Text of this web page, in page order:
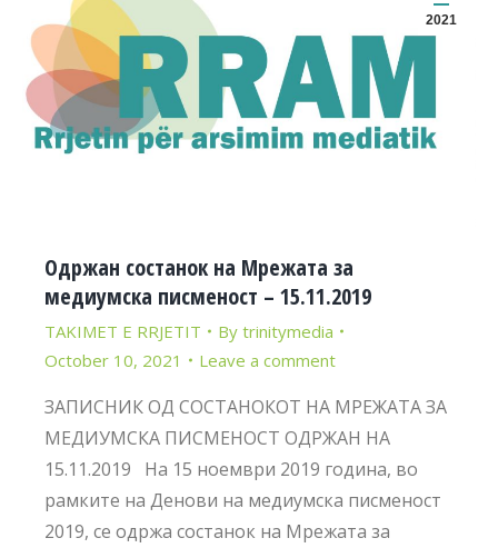
2021
Одржан состанок на Мрежата за
медиумска писменост – 15.11.2019
TAKIMET E RRJETIT By trinitymedia
October 10, 2021
Leave a comment
ЗАПИСНИК ОД СОСТАНОКОТ НА МРЕЖАТА ЗА
МЕДИУМСКА ПИСМЕНОСТ ОДРЖАН НА
15.11.2019 На 15 ноември 2019 година, во
рамките на Денови на медиумска писменост
2019, се одржа состанок на Мрежата за